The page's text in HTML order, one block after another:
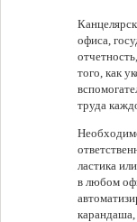
офиса,
того, как
труда
ластика
в любом